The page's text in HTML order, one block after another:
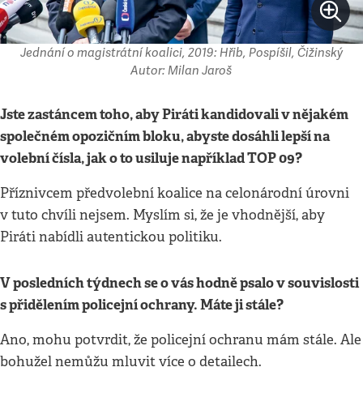
Jednání o magistrátní koalici, 2019: Hřib, Pospíšil, Čižinský
Autor: Milan Jaroš
Jste zastáncem toho, aby Piráti kandidovali v nějakém
společném opozičním bloku, abyste dosáhli lepší na
volební čísla, jak o to usiluje například TOP 09?
Příznivcem předvolební koalice na celonárodní úrovni
v tuto chvíli nejsem. Myslím si, že je vhodnější, aby
Piráti nabídli autentickou politiku.
V posledních týdnech se o vás hodně psalo v souvislosti
s přidělením policejní ochrany. Máte ji stále?
Ano, mohu potvrdit, že policejní ochranu mám stále. Ale
bohužel nemůžu mluvit více o detailech.